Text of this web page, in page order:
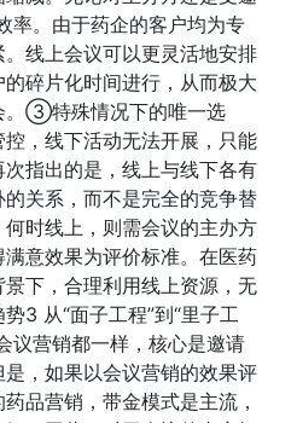
。由于药企的客户均为专
线上会议可以更灵活地安排
碎片化时间进行，从而极大
。③特殊情况下的唯一选
，线下活动无法开展，只能
指出的是，线上与线下各有
关系，而不是完全的竞争替
时线上，则需会议的主办方
意效果为评价标准。在医药
下，合理利用线上资源，无
3 从“面子工程”到“里子工
议营销都一样，核心是邀请
，如果以会议营销的效果评
品营销，带金模式是主流，